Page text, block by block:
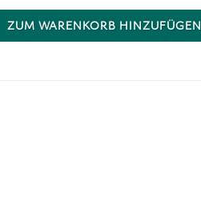
ZUM WARENKORB HINZUFÜGEN